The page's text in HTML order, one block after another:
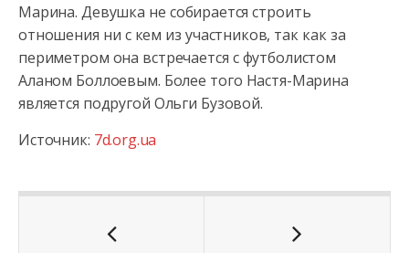
Марина. Девушка не собирается строить
отношения ни с кем из участников, так как за
периметром она встречается с футболистом
Аланом Боллоевым. Более того Настя-Марина
является подругой Ольги Бузовой.
Источник: 7d.org.ua